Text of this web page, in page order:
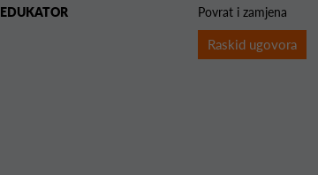
EDUKATOR
Povrat i zamjena
Raskid ugovora